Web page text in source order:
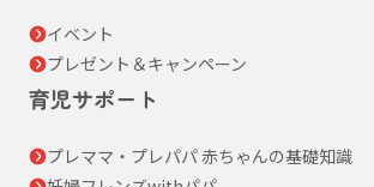
イベント
プレゼント＆キャンペーン
育児サポート
プレママ・プレパパ 赤ちゃんの基礎知識